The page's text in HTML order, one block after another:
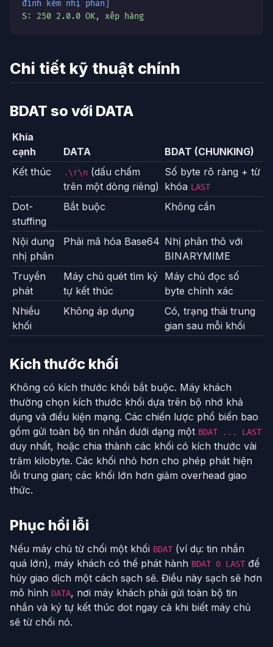
đính kèm nhị phân]
S: 250 2.0.0 OK, xếp hàng
Chi tiết kỹ thuật chính
BDAT so với DATA
Khía
cạnh
DATA
BDAT (CHUNKING)
Kết thúc
.\r\n (dấu chấm
trên một dòng riêng)
Số byte rõ ràng + từ
khóa LAST
Dot-
stuffing
Bắt buộc Không cần
Nội dung
nhị phân
Phải mã hóa Base64 Nhị phân thô với
BINARYMIME
Truyền
phát
Máy chủ quét tìm ký
tự kết thúc
Máy chủ đọc số
byte chính xác
Nhiều
khối
Không áp dụng
Có, trạng thái trung
gian sau mỗi khối
Kích thước khối
Không có kích thước khối bắt buộc. Máy khách
thường chọn kích thước khối dựa trên bộ nhớ khả
dụng và điều kiện mạng. Các chiến lược phổ biến bao
gồm gửi toàn bộ tin nhắn dưới dạng một BDAT ... LAST
duy nhất, hoặc chia thành các khối có kích thước vài
trăm kilobyte. Các khối nhỏ hơn cho phép phát hiện
lỗi trung gian; các khối lớn hơn giảm overhead giao
thức.
Phục hồi lỗi
Nếu máy chủ từ chối một khối BDAT (ví dụ: tin nhắn
quá lớn), máy khách có thể phát hành BDAT 0 LAST để
hủy giao dịch một cách sạch sẽ. Điều này sạch sẽ hơn
mô hình DATA, nơi máy khách phải gửi toàn bộ tin
nhắn và ký tự kết thúc dot ngay cả khi biết máy chủ
sẽ từ chối nó.